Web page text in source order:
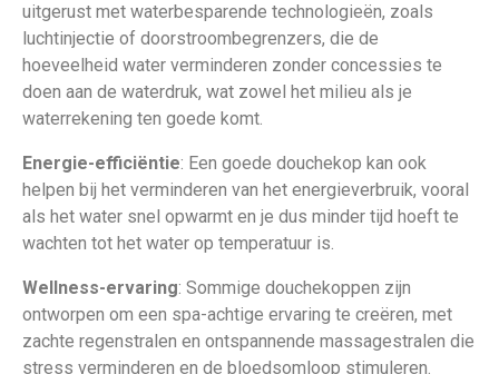
uitgerust met waterbesparende technologieën, zoals
luchtinjectie of doorstroombegrenzers, die de
hoeveelheid water verminderen zonder concessies te
doen aan de waterdruk, wat zowel het milieu als je
waterrekening ten goede komt.
Energie-efficiëntie: Een goede douchekop kan ook
helpen bij het verminderen van het energieverbruik, vooral
als het water snel opwarmt en je dus minder tijd hoeft te
wachten tot het water op temperatuur is.
Wellness-ervaring: Sommige douchekoppen zijn
ontworpen om een spa-achtige ervaring te creëren, met
zachte regenstralen en ontspannende massagestralen die
stress verminderen en de bloedsomloop stimuleren.